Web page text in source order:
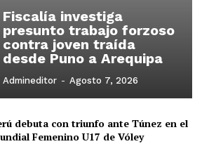
Fiscalía investiga
presunto trabajo forzoso
contra joven traída
desde Puno a Arequipa
Admineditor - Agosto 7, 2026
debuta con triunfo ante Túnez en el
Femenino U17 de Vóley